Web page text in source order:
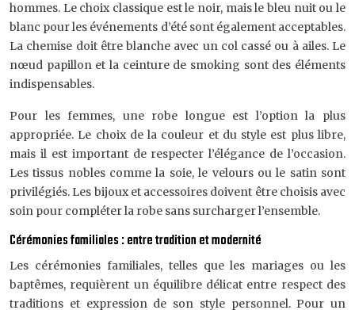
hommes. Le choix classique est le noir, mais le bleu nuit ou le
blanc pour les événements d’été sont également acceptables.
La chemise doit être blanche avec un col cassé ou à ailes. Le
nœud papillon et la ceinture de smoking sont des éléments
indispensables.
Pour les femmes, une robe longue est l’option la plus
appropriée. Le choix de la couleur et du style est plus libre,
mais il est important de respecter l’élégance de l’occasion.
Les tissus nobles comme la soie, le velours ou le satin sont
privilégiés. Les bijoux et accessoires doivent être choisis avec
soin pour compléter la robe sans surcharger l’ensemble.
Cérémonies familiales : entre tradition et modernité
Les cérémonies familiales, telles que les mariages ou les
baptêmes, requièrent un équilibre délicat entre respect des
traditions et expression de son style personnel. Pour un